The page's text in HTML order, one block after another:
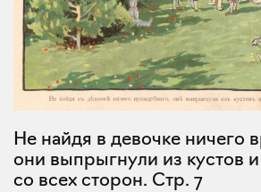
Не найдя в девочке ничего враждебного,
они выпрыгнули из кустов
со всех сторон. Стр. 7